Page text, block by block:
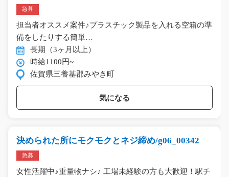
急募
担当者オススメ案件♪プラスチック製品を入れる空箱の準
備をしたりする簡単…
長期（3ヶ月以上）
時給1100円~
佐賀県三養基郡みやき町
気になる
決められた所にモクモクとネジ締め/g06_00342
急募
女性活躍中♪重量物ナシ♪ 工場未経験の方も大歓迎！駅チ